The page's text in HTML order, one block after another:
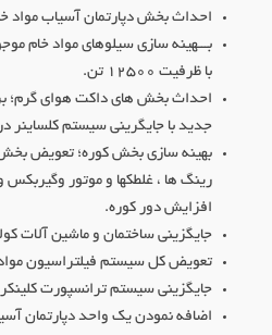
احداث بخش دپارتمان آسیاب مواد
بـــهینه سازی سیلوهای مواد خام
با ظرفیت 12500 تن.
احداث بخش های داکت هوای گرم؛
جدید با جایگرینی سیستم
بهینه سازی بخش کوره؛ تعویض بخش
رینگ ها ، غلطکها و موتور
افزایش دور کوره.
جایگزینی ساختمان و ماشین آلات
تعویض کل سیستم فیلتراسیون
جایگزینی سیستم ترانسپورت کلینکر